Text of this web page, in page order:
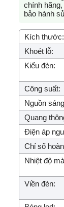
chính
bảo hành
Kích thước:
Khoét lỗ:
Kiểu đèn:
Công suất:
Nguồn
Quang
Điện áp
Chỉ số
Nhiệt độ
Viền đèn: